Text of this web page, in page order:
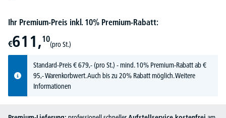
Ihr Premium-Preis inkl. 10% Premium-Rabatt:
€611,10
(pro St.)
Standard-Preis€679,-(pro St.) - mind. 10% Premium-Rabatt ab €
95,- Warenkorbwert. Auch bis zu 20% Rabatt möglich.Weitere
Informationen